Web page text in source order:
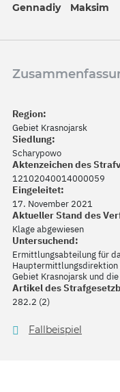
Gennadiy
Maksim
Region:
Gebiet Krasnojarsk
Siedlung:
Scharypowo
Aktenzeichen des
12102040014000059
Eingeleitet:
17. November 2021
Aktueller Stand des
Klage abgewiesen
Untersuchend:
Ermittlungsabteilung für
Hauptermittlungsdirektion
Gebiet Krasnojarsk und
Artikel des
282.2 (2)
Fallbeispiel